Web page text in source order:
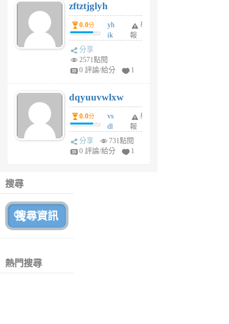
月
前
zftztjglyh
0.0分
yh
ik
tu
6
個
月
前
舉
報
分享
2571點閱
0 評論/給分
1
dqyuuvwlxw
0.0分
vs
dl
sq
fy
舉
報
分享
731點閱
0 評論/給分
1
搜尋
熱門搜尋